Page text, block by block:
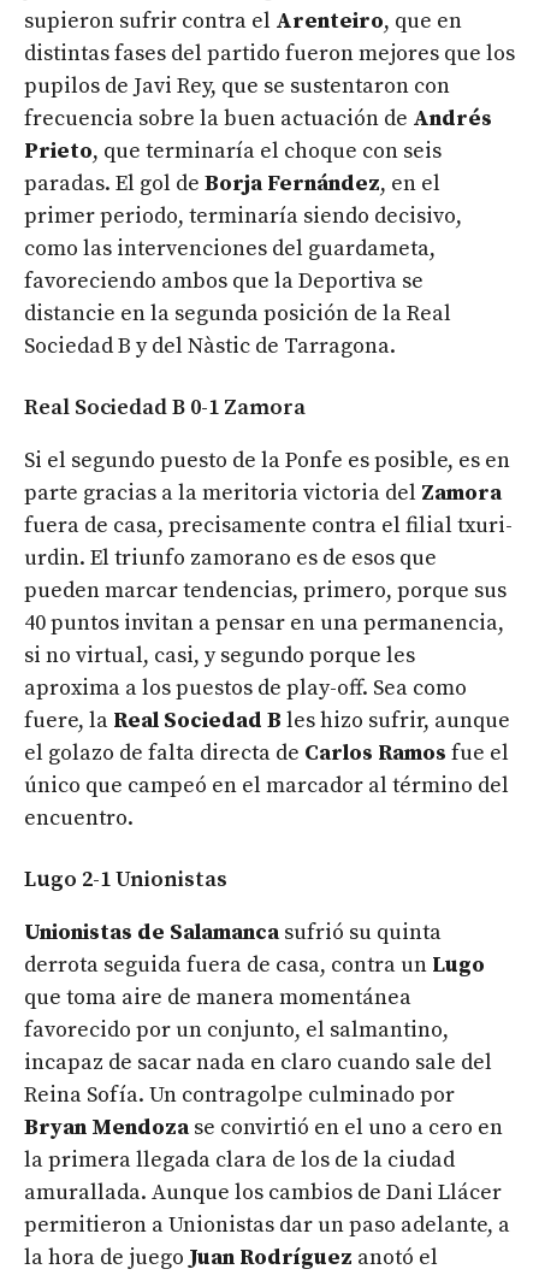
supieron sufrir contra el Arenteiro, que en
distintas fases del partido fueron mejores que los
pupilos de Javi Rey, que se sustentaron con
frecuencia sobre la buen actuación de Andrés
Prieto, que terminaría el choque con seis
paradas. El gol de Borja Fernández, en el
primer periodo, terminaría siendo decisivo,
como las intervenciones del guardameta,
favoreciendo ambos que la Deportiva se
distancie en la segunda posición de la Real
Sociedad B y del Nàstic de Tarragona.
Real Sociedad B 0-1 Zamora
Si el segundo puesto de la Ponfe es posible, es en
parte gracias a la meritoria victoria del Zamora
fuera de casa, precisamente contra el filial txuri-
urdin. El triunfo zamorano es de esos que
pueden marcar tendencias, primero, porque sus
40 puntos invitan a pensar en una permanencia,
si no virtual, casi, y segundo porque les
aproxima a los puestos de play-off. Sea como
fuere, la Real Sociedad B les hizo sufrir, aunque
el golazo de falta directa de Carlos Ramos fue el
único que campeó en el marcador al término del
encuentro.
Lugo 2-1 Unionistas
Unionistas de Salamanca sufrió su quinta
derrota seguida fuera de casa, contra un Lugo
que toma aire de manera momentánea
favorecido por un conjunto, el salmantino,
incapaz de sacar nada en claro cuando sale del
Reina Sofía. Un contragolpe culminado por
Bryan Mendoza se convirtió en el uno a cero en
la primera llegada clara de los de la ciudad
amurallada. Aunque los cambios de Dani Llácer
permitieron a Unionistas dar un paso adelante, a
la hora de juego Juan Rodríguez anotó el